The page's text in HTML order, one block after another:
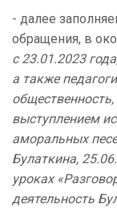
- далее
обращения, в
с 23.01.2023
а также
выступлением
аморальных
Булаткина,
уроках
деятельность